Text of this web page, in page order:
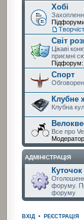
Хобі
Світ
Цікаві
приємні
Підфорум:
Спорт
Клубне
Клубна
Все про
АДМІНІСТРАЦІЯ
Куточок
форуму.
форуму
ВХІД• РЕЄСТРАЦІЯ